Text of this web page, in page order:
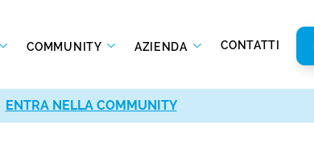
COMMUNITY AZIENDA CONTATTI
ENTRA NELLA COMMUNITY